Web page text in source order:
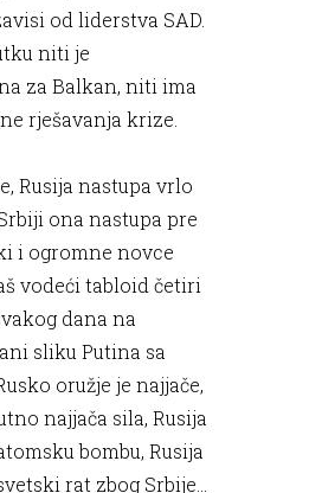
od liderstva SAD.
niti je
za Balkan, niti ima
rješavanja krize.
Rusija nastupa vrlo
ona nastupa pre
i ogromne novce
vodeći tabloid četiri
dana na
sliku Putina sa
oružje je najjače,
najjača sila, Rusija
bombu, Rusija
rat zbog Srbije...